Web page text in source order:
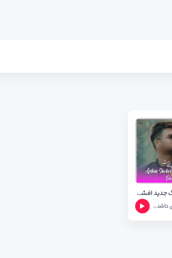
دانلود اهنگ جدید افشین شکری و داشنی مراد به نام خوات لگل بیت + متن آهنگ
داشنی مراد